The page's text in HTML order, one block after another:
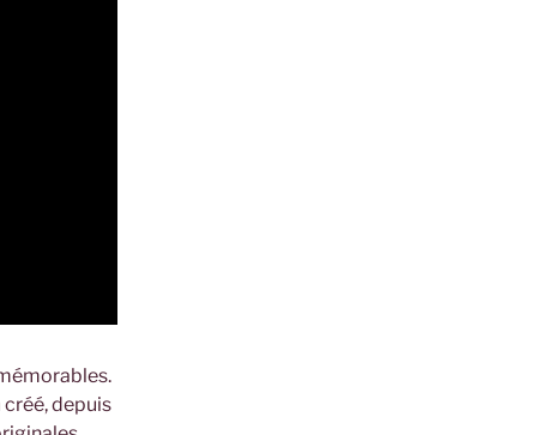
créé, depuis